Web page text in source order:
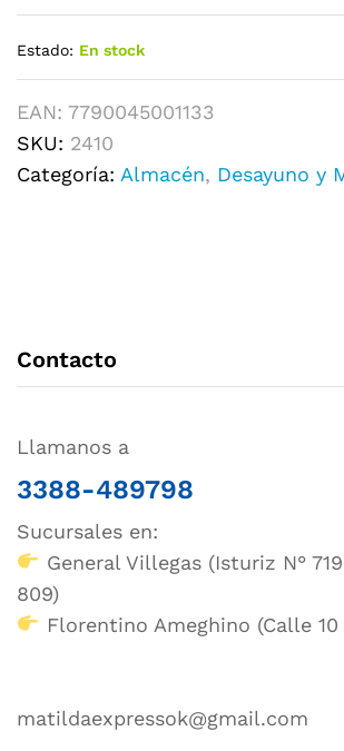
Estado: En stock
EAN: 7790045001133
SKU: 2410
Categoría: Almacén, Desayuno y
Contacto
Llamanos a
3388-489798
Sucursales en:
General Villegas (Isturiz N°
809)
Florentino Ameghino (Calle 10
matildaexpressok@gmail.com